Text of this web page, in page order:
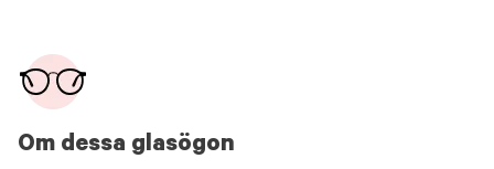
Om dessa glasögon